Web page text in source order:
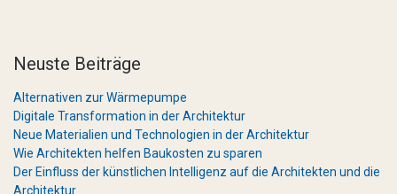
Neuste Beiträge
Alternativen zur Wärmepumpe
Digitale Transformation in der Architektur
Neue Materialien und Technologien in der Architektur
Wie Architekten helfen Baukosten zu sparen
Der Einfluss der künstlichen Intelligenz auf die Architekten und die
Architektur